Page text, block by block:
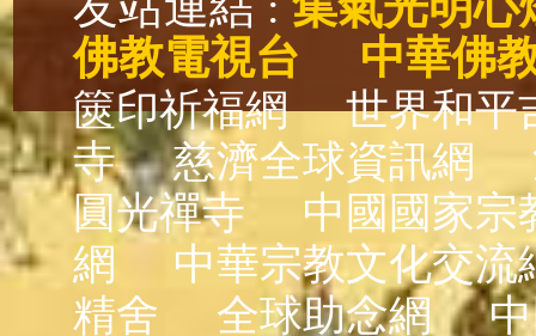
佛教電視台
中華佛
篋印祈福網
世界和平
寺
慈濟全球資訊網
圓光禪寺
中國國家宗
網
中華宗教文化交流
精舍
全球助念網